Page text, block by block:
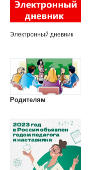
Электронный дневник
Родителям